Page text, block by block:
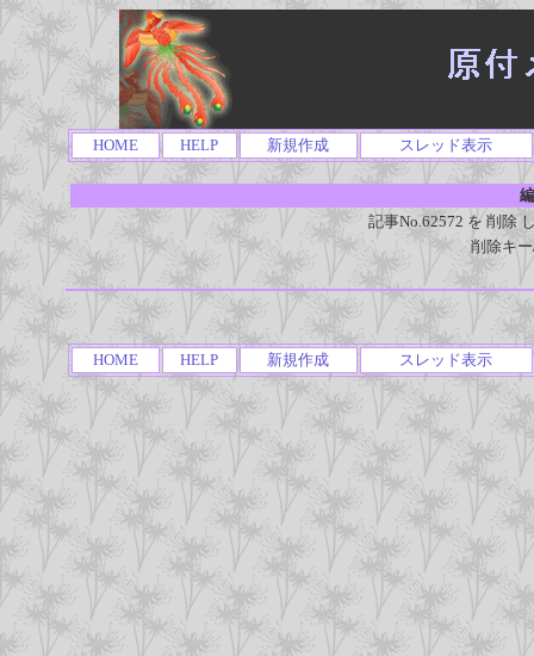
HOME HELP 新規作成 スレッド表示
記事No.62572 を 削除
削除キ
HOME HELP 新規作成 スレッド表示